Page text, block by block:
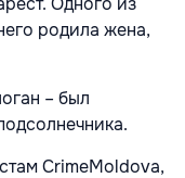
родила жена,
– был
CrimeMoldova,